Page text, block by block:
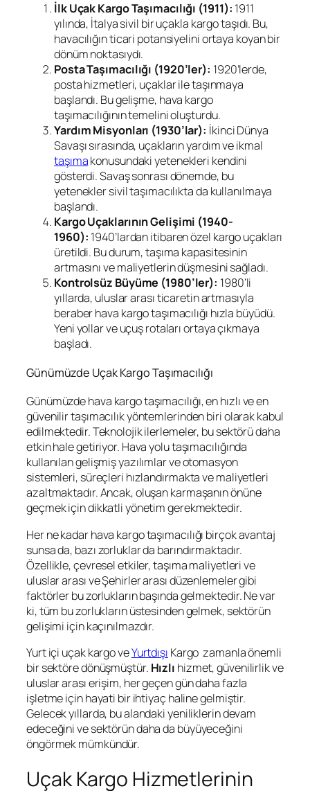
İlk Uçak Kargo Taşımacılığı (1911): 1911
yılında, İtalya sivil bir uçakla kargo taşıdı. Bu,
havacılığın ticari potansiyelini ortaya koyan bir
dönüm noktasıydı.
Posta Taşımacılığı (1920’ler): 1920’lerde,
posta hizmetleri, uçaklar ile taşınmaya
başlandı. Bu gelişme, hava kargo
taşımacılığının temelini oluşturdu.
Yardım Misyonları (1930’lar): İkinci Dünya
Savaşı sırasında, uçakların yardım ve ikmal
taşımakonusundaki yetenekleri kendini
gösterdi. Savaş sonrası dönemde, bu
yetenekler sivil taşımacılıkta da kullanılmaya
başlandı.
Kargo Uçaklarının Gelişimi (1940-
1960): 1940’lardan itibaren özel kargo uçakları
üretildi. Bu durum, taşıma kapasitesinin
artmasını ve maliyetlerin düşmesini sağladı.
Kontrolsüz Büyüme (1980’ler): 1980’li
yıllarda, uluslar arası ticaretin artmasıyla
beraber hava kargo taşımacılığı hızla büyüdü.
Yeni yollar ve uçuş rotaları ortaya çıkmaya
başladı.
Günümüzde Uçak Kargo Taşımacılığı
Günümüzde hava kargo taşımacılığı, en hızlı ve en
güvenilir taşımacılık yöntemlerinden biri olarak kabul
edilmektedir. Teknolojik ilerlemeler, bu sektörü daha
etkin hale getiriyor. Hava yolu taşımacılığında
kullanılan gelişmiş yazılımlar ve otomasyon
sistemleri, süreçleri hızlandırmakta ve maliyetleri
azaltmaktadır. Ancak, oluşan karmaşanın önüne
geçmek için dikkatli yönetim gerekmektedir.
Her ne kadar hava kargo taşımacılığı birçok avantaj
sunsa da, bazı zorluklar da barındırmaktadır.
Özellikle, çevresel etkiler, taşıma maliyetleri ve
uluslar arası ve Şehirler arası düzenlemeler gibi
faktörler bu zorlukların başında gelmektedir. Ne var
ki, tüm bu zorlukların üstesinden gelmek, sektörün
gelişimi için kaçınılmazdır.
Yurt içi uçak kargo veYurtdışı Kargo zamanla önemli
bir sektöre dönüşmüştür. Hızlı hizmet, güvenilirlik ve
uluslar arası erişim, her geçen gün daha fazla
işletme için hayati bir ihtiyaç haline gelmiştir.
Gelecek yıllarda, bu alandaki yeniliklerin devam
edeceğini ve sektörün daha da büyüyeceğini
öngörmek mümkündür.
Uçak Kargo Hizmetlerinin